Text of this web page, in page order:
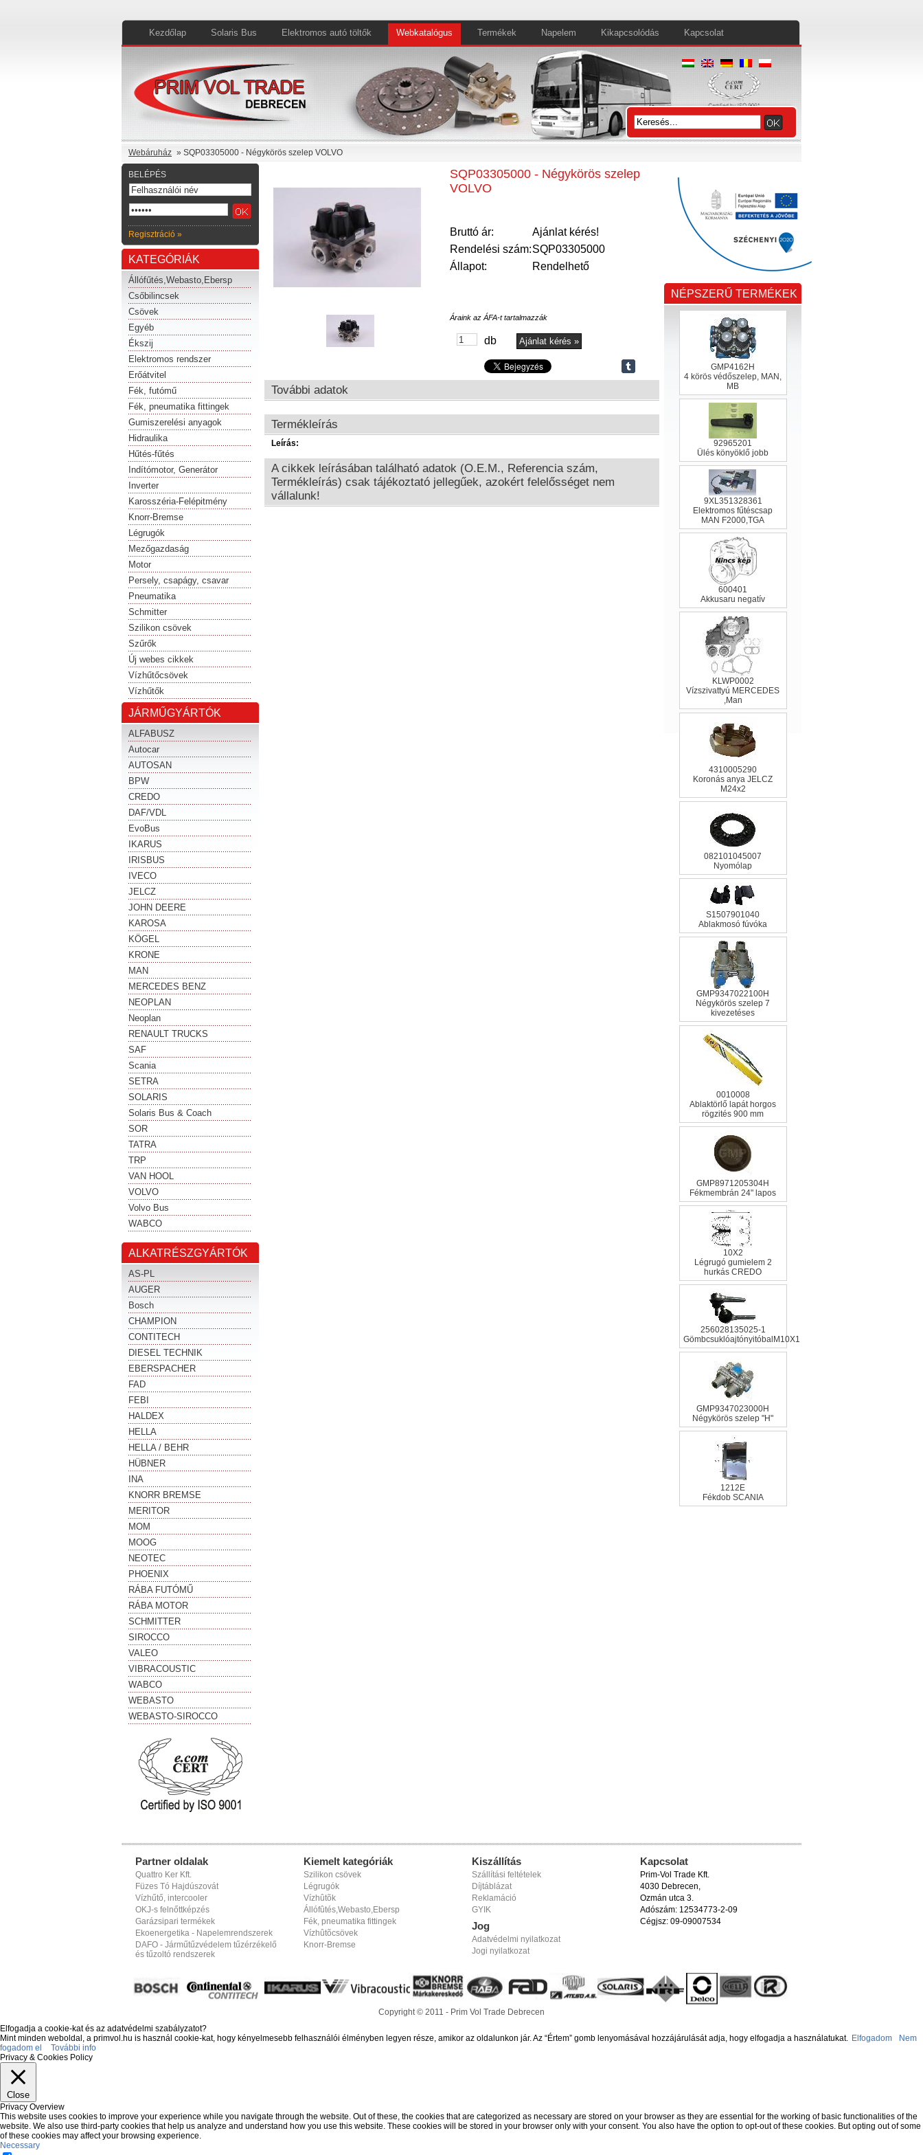
Kezdőlap Solaris Bus Elektromos autó töltők Webkatalógus Termékek Napelem Kikapcsolódás Kapcsolat
Webáruház » SQP03305000 - Négykörös szelep VOLVO
BELÉPÉS
Regisztráció »
KATEGÓRIÁK
Állófűtés,Webasto,Ebersp
Csőbilincsek
Csövek
Egyéb
Ékszij
Elektromos rendszer
Erőátvitel
Fék, futómű
Fék, pneumatika fittingek
Gumiszerelési anyagok
Hidraulika
Hűtés-fűtés
Indítómotor, Generátor
Inverter
Karosszéria-Felépitmény
Knorr-Bremse
Légrugók
Mezőgazdaság
Motor
Persely, csapágy, csavar
Pneumatika
Schmitter
Szilikon csövek
Szűrők
Új webes cikkek
Vízhűtőcsövek
Vízhűtők
JÁRMŰGYÁRTÓK
ALFABUSZ
Autocar
AUTOSAN
BPW
CREDO
DAF/VDL
EvoBus
IKARUS
IRISBUS
IVECO
JELCZ
JOHN DEERE
KAROSA
KÖGEL
KRONE
MAN
MERCEDES BENZ
NEOPLAN
Neoplan
RENAULT TRUCKS
SAF
Scania
SETRA
SOLARIS
Solaris Bus & Coach
SOR
TATRA
TRP
VAN HOOL
VOLVO
Volvo Bus
WABCO
ALKATRÉSZGYÁRTÓK
AS-PL
AUGER
Bosch
CHAMPION
CONTITECH
DIESEL TECHNIK
EBERSPACHER
FAD
FEBI
HALDEX
HELLA
HELLA / BEHR
HÜBNER
INA
KNORR BREMSE
MERITOR
MOM
MOOG
NEOTEC
PHOENIX
RÁBA FUTÓMŰ
RÁBA MOTOR
SCHMITTER
SIROCCO
VALEO
VIBRACOUSTIC
WABCO
WEBASTO
WEBASTO-SIROCCO
SQP03305000 - Négykörös szelep
VOLVO
Bruttó ár:
Ajánlat kérés!
Rendelési szám:SQP03305000
Állapot:
Rendelhető
Áraink az ÁFA-t tartalmazzák
db
További adatok
Termékleírás
Leírás:
A cikkek leírásában található adatok (O.E.M., Referencia szám,
Termékleírás) csak tájékoztató jellegűek, azokért felelősséget nem
vállalunk!
NÉPSZERŰ TERMÉKEK
GMP4162H
4 körös védőszelep, MAN,
MB
92965201
Ülés könyöklő jobb
9XL351328361
Elektromos fűtéscsap
MAN F2000,TGA
600401
Akkusaru negatív
KLWP0002
Vízszivattyú MERCEDES
,Man
4310005290
Koronás anya JELCZ
M24x2
082101045007
Nyomólap
S1507901040
Ablakmosó fúvóka
GMP9347022100H
Négykörös szelep 7
kivezetéses
0010008
Ablaktörlő lapát horgos
rögzités 900 mm
GMP8971205304H
Fékmembrán 24" lapos
10X2
Légrugó gumielem 2
hurkás CREDO
256028135025-1
GömbcsuklóajtónyitóbalM10X1
GMP9347023000H
Négykörös szelep "H"
1212E
Fékdob SCANIA
Partner oldalak
Quattro Ker Kft.
Füzes Tó Hajdúszovát
Vízhűtő, intercooler
OKJ-s felnőttképzés
Garázsipari termékek
Ekoenergetika - Napelemrendszerek
DAFO - Járműtűzvédelem tűzérzékelő
és tűzoltó rendszerek
Kiemelt kategóriák
Szilikon csövek
Légrugók
Vízhûtõk
Állófûtés,Webasto,Ebersp
Fék, pneumatika fittingek
Vízhûtõcsövek
Knorr-Bremse
Kiszállítás
Szállítási feltételek
Díjtáblázat
Reklamáció
GYIK
Jog
Adatvédelmi nyilatkozat
Jogi nyilatkozat
Kapcsolat
Prim-Vol Trade Kft.
4030 Debrecen,
Ozmán utca 3.
Adószám: 12534773-2-09
Cégjsz: 09-09007534
Copyright © 2011 - Prim Vol Trade Debrecen
Elfogadja a cookie-kat és az adatvédelmi szabályzatot?
Mint minden weboldal, a primvol.hu is használ cookie-kat, hogy kényelmesebb felhasználói élményben legyen része, amikor az oldalunkon jár. Az “Értem” gomb lenyomásával hozzájárulását adja, hogy elfogadja a használatukat. Elfogadom
Nem
fogadom el
További info
Privacy & Cookies Policy
Close
Privacy Overview
This website uses cookies to improve your experience while you navigate through the website. Out of these, the cookies that are categorized as necessary are stored on your browser as they are essential for the working of basic functionalities of the
website. We also use third-party cookies that help us analyze and understand how you use this website. These cookies will be stored in your browser only with your consent. You also have the option to opt-out of these cookies. But opting out of some
of these cookies may affect your browsing experience.
Necessary